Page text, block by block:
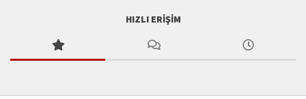
HIZLI ERIŞIM